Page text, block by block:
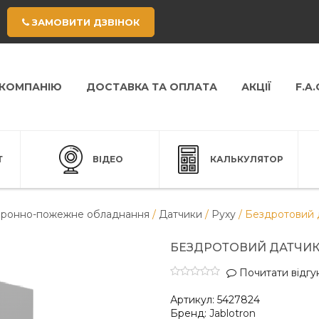
ЗАМОВИТИ ДЗВІНОК
ДОСТАВКА ТА ОПЛАТА АКЦІЇ
ВІДЕО КАЛЬКУЛЯТОР
пожежне обладнання / Датчики / Руху / Бездротовий
БЕЗДРОТОВИЙ ДАТЧИК
Почитати
Артикул: 5427824
Бренд: Jablotron